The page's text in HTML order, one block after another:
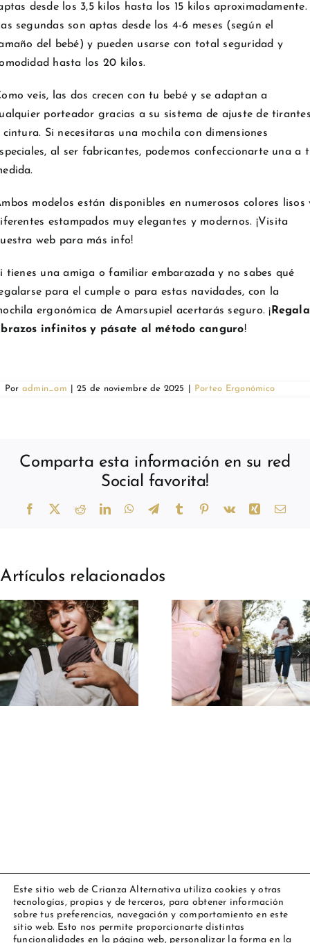
desde los 3,5 kilos hasta los 15 kilos aproximadamente.
segundas son aptas desde los 4-6 meses (según el
del bebé) y pueden usarse con total seguridad y
hasta los 20 kilos.
veis, las dos crecen con tu bebé y se adaptan a
porteador gracias a su sistema de ajuste de
cintura. Si necesitaras una mochila con dimensiones
al ser fabricantes, podemos confeccionarte una a
modelos están disponibles en numerosos colores lisos
estampados muy elegantes y modernos. ¡Visita
web para más info!
tienes una amiga o familiar embarazada y no sabes qué
para el cumple o para estas navidades, con la
ergonómica de Amarsupiel acertarás seguro. ¡ Regala
infinitos y pásate al método canguro!
Por admin_om 25 de noviembre de 2025 Porteo Ergonómico
Comparta esta información en su red
Social favorita!
Facebook RedditLinkedInWhatsApp
TelegramTumblr Pinterest
Vk Xing
Artículos relacionados
Porteo para
mamás
primerizas:
guía básica
para empezar
sin miedo
Porteo
mamás
posparto:
Copyright 2023 Amarsupiel | Aviso legal
Todos los derechos reservados
Este sitio web de Crianza Alternativa utiliza cookies y otras
tecnologías, propias y de terceros, para obtener información
sobre tus preferencias, navegación y comportamiento en este
sitio web. Esto nos permite proporcionarte distintas
funcionalidades en la página web, personalizar la forma en la